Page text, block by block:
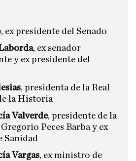
, ex presidente del Senado
, ex senador
y ex presidente del
, presidenta de la Real
la Historia
Valverde, presidente de la
Peces Barba y ex
Sanidad
Vargas, ex ministro de